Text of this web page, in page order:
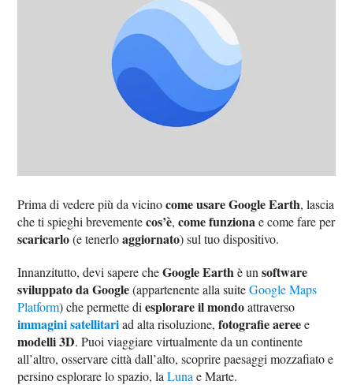
Prima di vedere più da vicinocome usare Google Earth, lascia
che ti spieghi brevementecos’è,come funzionae come fare per
scaricarlo(e tenerloaggiornato) sul tuo dispositivo.
Innanzitutto, devi sapere cheGoogle Earthè unsoftware
sviluppato da Google(appartenente alla suiteGoogle Maps
Platform) che permette diesplorare il mondoattraverso
immagini satellitariad alta risoluzione,fotografie aereee
modelli 3D. Puoi viaggiare virtualmente da un continente
all’altro, osservare città dall’alto, scoprire paesaggi mozzafiato e
persino esplorare lo spazio, laLuna e Marte.